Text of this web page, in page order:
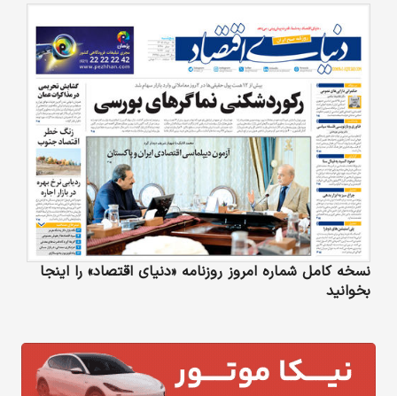
نسخه کامل شماره امروز روزنامه «دنیای‌ اقتصاد» را اینجا
بخوانید